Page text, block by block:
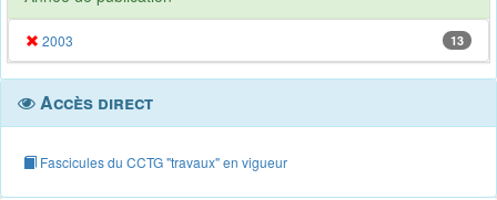
2003 13
Accès direct
Fascicules du CCTG "travaux" en vigueur